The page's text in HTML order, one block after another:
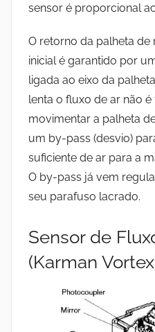
sensor é proporcional
O retorno da palheta
inicial é garantido por
ligada ao eixo da
lenta o fluxo de ar não
movimentar a palheta
um by-pass (desvio)
suficiente de ar para a
O by-pass já vem
seu parafuso lacrado.
Sensor de
(Karman